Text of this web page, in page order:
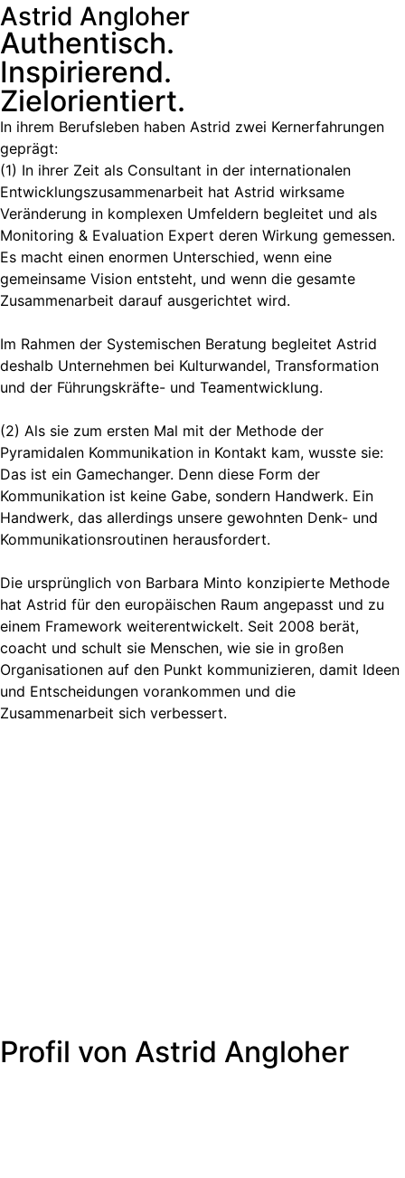
Astrid Angloher
Authentisch.
Inspirierend.
Zielorientiert.
In ihrem Berufsleben haben Astrid zwei Kernerfahrungen
geprägt:
(1) In ihrer Zeit als Consultant in der internationalen
Entwicklungszusammenarbeit hat Astrid wirksame
Veränderung in komplexen Umfeldern begleitet und als
Monitoring & Evaluation Expert deren Wirkung gemessen.
Es macht einen enormen Unterschied, wenn eine
gemeinsame Vision entsteht, und wenn die gesamte
Zusammenarbeit darauf ausgerichtet wird.
Im Rahmen der Systemischen Beratung begleitet Astrid
deshalb Unternehmen bei Kulturwandel, Transformation
und der Führungskräfte- und Teamentwicklung.
(2) Als sie zum ersten Mal mit der Methode der
Pyramidalen Kommunikation in Kontakt kam, wusste sie:
Das ist ein Gamechanger. Denn diese Form der
Kommunikation ist keine Gabe, sondern Handwerk. Ein
Handwerk, das allerdings unsere gewohnten Denk- und
Kommunikationsroutinen herausfordert.
Die ursprünglich von Barbara Minto konzipierte Methode
hat Astrid für den europäischen Raum angepasst und zu
einem Framework weiterentwickelt. Seit 2008 berät,
coacht und schult sie Menschen, wie sie in großen
Organisationen auf den Punkt kommunizieren, damit Ideen
und Entscheidungen vorankommen und die
Zusammenarbeit sich verbessert.
Profil von Astrid Angloher